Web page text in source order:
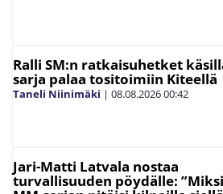
Ralli SM:n ratkaisuhetket
sarja palaa tositoimiin Kiteellä
Taneli Niinimäki | 08.08.202600:42
Jari-Matti Latvala nostaa
turvallisuuden pöydälle: